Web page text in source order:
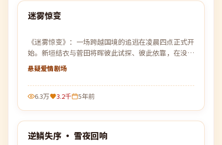
最新
迷雾惊变
《迷雾惊变》：一场跨越国境的追逃在凌晨四点正式开
始。新垣结衣与菅田将晖彼此试探、彼此依靠，在没有
退路的旅程上各自交出底牌。
悬疑爱情剧场
6.3万 3.2千 5年前
最新
99:05
逆鳞失序 · 雪夜回响